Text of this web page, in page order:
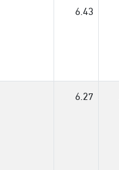
6.43
6.27